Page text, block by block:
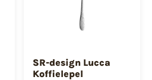
SR-design Lucca
Koffielepel